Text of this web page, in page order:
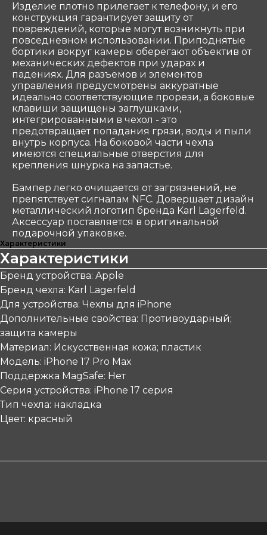
Изделие плотно прилегает к телефону, и его
конструкция гарантирует защиту от
повреждений, которые могут возникнуть при
повседневном использовании. Приподнятые
бортики вокруг камеры оберегают объектив от
механических дефектов при ударах и
падениях. Для разъемов и элементов
управления предусмотрены аккуратные
идеально соответствующие прорези, а боковые
клавиши защищены заглушками,
интегрированными в чехол - это
предотвращает попадания грязи, воды и пыли
внутрь корпуса. На боковой части чехла
имеются специальные отверстия для
крепления шнурка на запястье.
Бампер легко очищается от загрязнений, не
препятствует сигналам NFC. Довершает дизайн
металлический логотип бренда Karl Lagerfeld.
Аксессуар поставляется в оригинальной
подарочной упаковке.
Характеристики
Характеристики
Бренд устройства: Apple
Бренд чехла: Karl Lagerfeld
Для устройства: Чехлы для iPhone
Дополнительные свойства: Противоударный;
защита камеры
Материал: Искусственная кожа; пластик
Модель: iPhone 17 Pro Max
Поддержка MagSafe: Нет
Серия устройства: iPhone 17 серия
Тип чехла: накладка
Цвет: красный
ООО «Coтеком» Copyright © 2025 All Rights
Reserved